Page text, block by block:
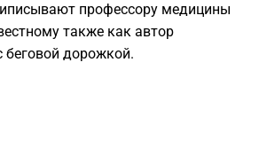
профессору медицины
также как автор
беговой дорожкой.